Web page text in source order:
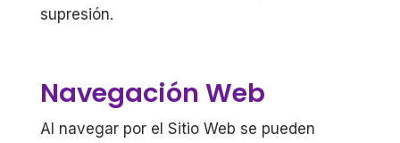
supresión.
Navegación Web
Al navegar por el Sitio Web se pueden